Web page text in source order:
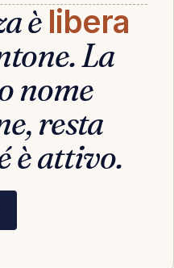
è libera
La
nome
resta
è attivo.